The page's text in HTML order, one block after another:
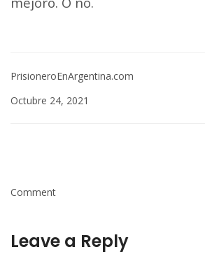
PrisioneroEnArgentina.com
Octubre 24, 2021
Comment
Leave a Reply